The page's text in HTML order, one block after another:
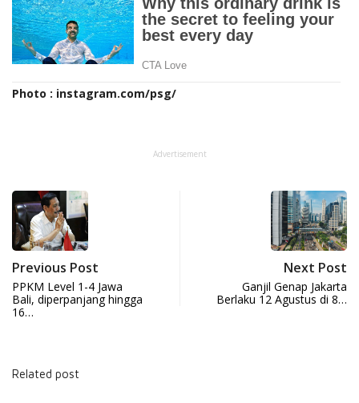
Photo : instagram.com/psg/
Advertisement
Previous Post
PPKM Level 1-4 Jawa
Bali, diperpanjang hingga
16…
Next Post
Ganjil Genap Jakarta
Berlaku 12 Agustus di 8…
Related post